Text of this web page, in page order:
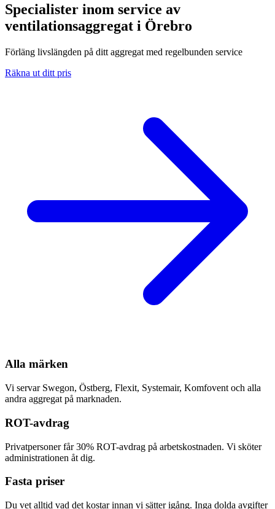
Specialister inom service av
ventilationsaggregat i Örebro
Förläng livslängden på ditt aggregat med regelbunden service
Räkna ut ditt pris
Alla märken
Vi servar Swegon, Östberg, Flexit, Systemair, Komfovent och alla
andra aggregat på marknaden.
ROT-avdrag
Privatpersoner får 30% ROT-avdrag på arbetskostnaden. Vi sköter
administrationen åt dig.
Fasta priser
Du vet alltid vad det kostar innan vi sätter igång. Inga dolda avgifter